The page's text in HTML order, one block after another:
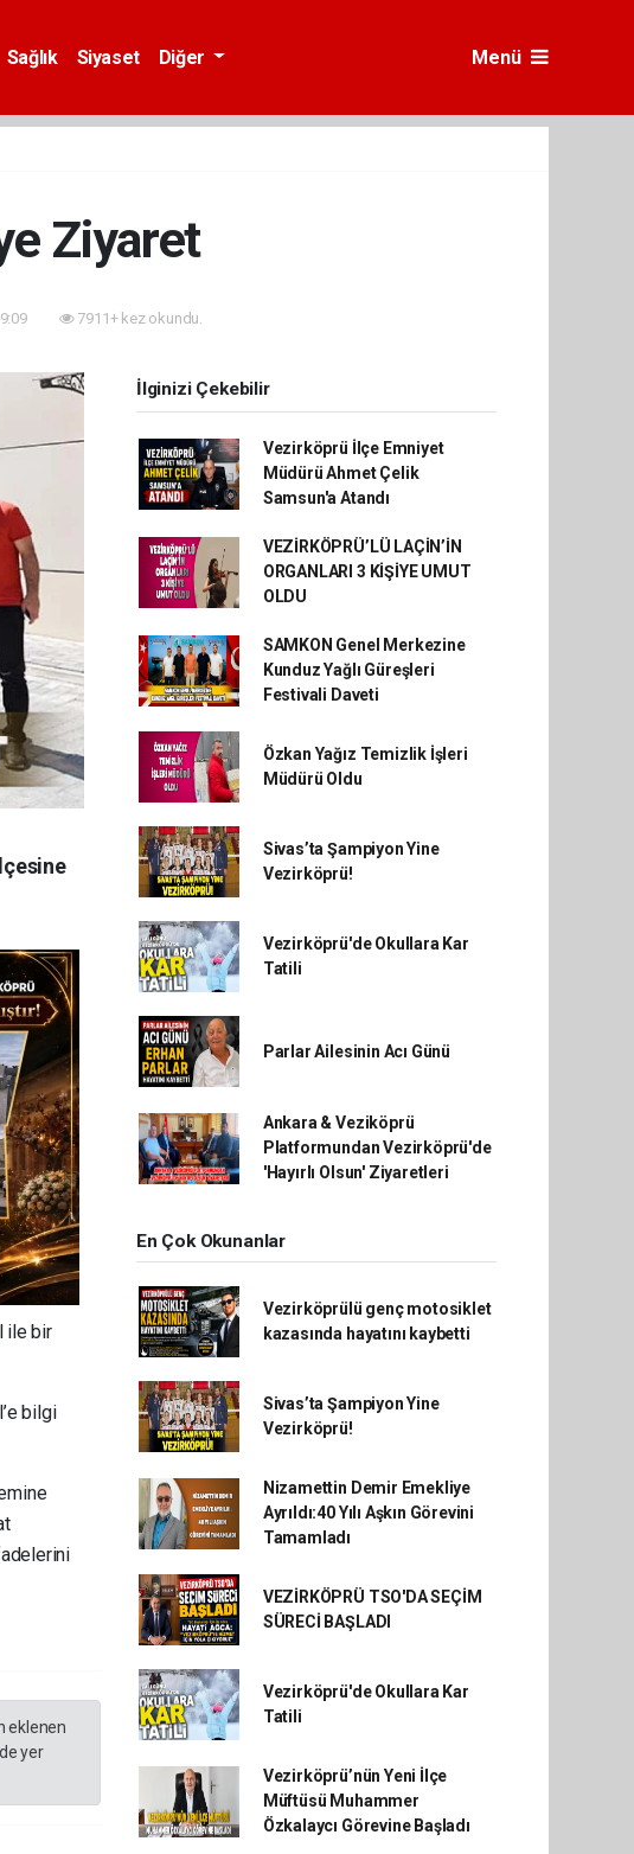
Sağlık Siyaset Diğer Menü
Ziyaret
7911+ kez okundu.
ile bir
bilgi
eklenen
yer
İlginizi Çekebilir
Vezirköprü İlçe Emniyet
Müdürü Ahmet Çelik
Samsun'a Atandı
VEZİRKÖPRÜ’LÜ LAÇİN’İN
ORGANLARI 3 KİŞİYE UMUT
OLDU
SAMKON Genel Merkezine
Kunduz Yağlı Güreşleri
Festivali Daveti
Özkan Yağız Temizlik İşleri
Müdürü Oldu
Sivas’ta Şampiyon Yine
Vezirköprü!
Vezirköprü'de Okullara Kar
Tatili
Parlar Ailesinin Acı Günü
Ankara & Veziköprü
Platformundan Vezirköprü'de
'Hayırlı Olsun' Ziyaretleri
En Çok Okunanlar
Vezirköprülü genç motosiklet
kazasında hayatını kaybetti
Sivas’ta Şampiyon Yine
Vezirköprü!
Nizamettin Demir Emekliye
Ayrıldı:40 Yılı Aşkın Görevini
Tamamladı
VEZİRKÖPRÜ TSO'DA SEÇİM
SÜRECİ BAŞLADI
Vezirköprü'de Okullara Kar
Tatili
Vezirköprü’nün Yeni İlçe
Müftüsü Muhammer
Özkalaycı Görevine Başladı